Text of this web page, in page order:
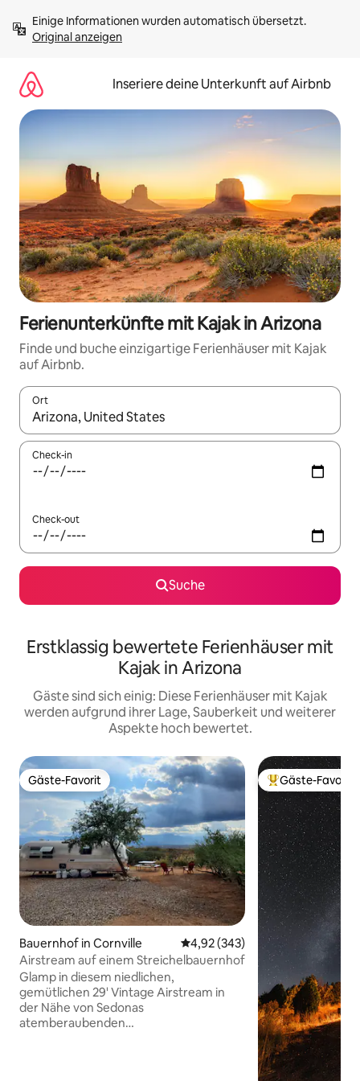
Inhalten
springenOriginal anzeigen
Inseriere deine Unterkunft auf Airbnb
Ferienunterkünfte mit Kajak in Arizona
Finde und buche einzigartige Ferienhäuser mit Kajak
auf Airbnb.
Ort
Wenn Ergebnisse verfügbar sind, navigiere mit den
Check-in
Check-out
Suche
Erstklassig bewertete Ferienhäuser mit
Kajak in Arizona
Gäste sind sich einig: Diese Ferienhäuser mit Kajak
werden aufgrund ihrer Lage, Sauberkeit und weiterer
Aspekte hoch bewertet.
Gäste-Favorit
Gäste-Favorit
Bauernhof in Cornville Durchschnittliche Bewertung:
4,92 (343)
Airstream auf einem Streichelbauernhof
Glamp in diesem niedlichen,
gemütlichen 29' Vintage Airstream in
der Nähe von Sedonas
atemberaubenden
Beliebter Gäste-
Gäste-Favorit